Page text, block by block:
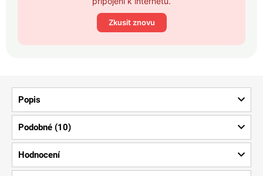
Zkusit znovu
Popis
Podobné (10)
Hodnocení